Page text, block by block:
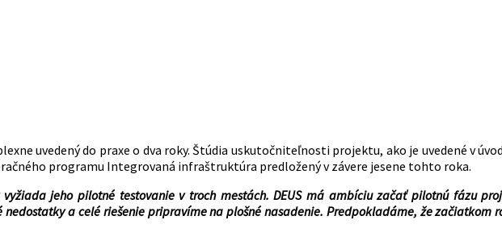
uvedený do praxe o dva roky. Štúdia uskutočniteľnosti projektu, ako je uvedené v
programu Integrovaná infraštruktúra predložený v závere jesene tohto roka.
jeho pilotné testovanie v troch mestách. DEUS má ambíciu začať pilotnú fázu
a celé riešenie pripravíme na plošné nasadenie. Predpokladáme, že začiatkom